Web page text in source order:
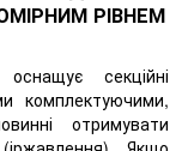
РІВНЕМ
секційні
комплектуючими,
отримувати